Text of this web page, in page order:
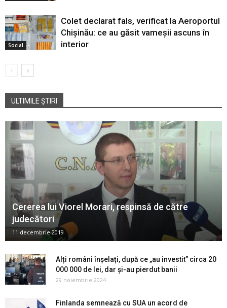
Social
Colet declarat fals, verificat la Aeroportul
Chișinău: ce au găsit vameșii ascuns în
interior
ULTIMILE ȘTIRI
Cererea lui Viorel Morari, respinsă de către
judecători
11 decembrie 2019
Alți români înșelați, după ce „au investit” circa 20
000 000 de lei, dar și-au pierdut banii
29 noiembrie 2024
Finlanda semnează cu SUA un acord de